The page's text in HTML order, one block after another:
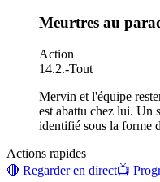
Meurtres au
Action
14.2.-Tout
Mervin et l'équipe
est abattu chez lui. Un
identifié sous la forme
Actions rapides
🔴 Regarder en direct📺